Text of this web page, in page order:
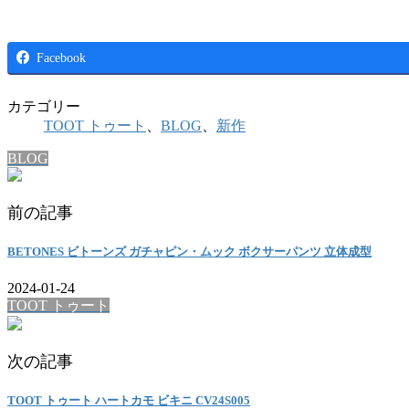
Facebook
カテゴリー
TOOT トゥート
BLOG 新作
BLOG
前の記事
BETONES ビトーンズ ガチャピン・ムック ボクサーパンツ 立体成型
2024-01-24
TOOT トゥート
次の記事
TOOT トゥート ハートカモ ビキニ CV24S005